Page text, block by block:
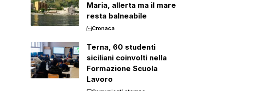
Maria, allerta ma il mare
resta balneabile
Cronaca
Terna, 60 studenti
siciliani coinvolti nella
Formazione Scuola
Lavoro